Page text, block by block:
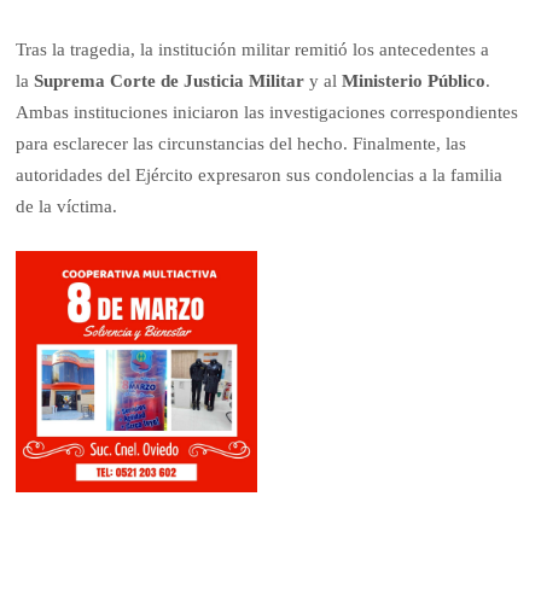
Tras la tragedia, la institución militar remitió los antecedentes a
laSuprema Corte de Justicia Militar y alMinisterio Público.
Ambas instituciones iniciaron las investigaciones correspondientes
para esclarecer las circunstancias del hecho. Finalmente, las
autoridades del Ejército expresaron sus condolencias a la familia
de la víctima.